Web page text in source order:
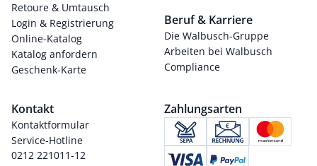
Retoure & Umtausch
Login & Registrierung
Online-Katalog
Katalog anfordern
Geschenk-Karte
Beruf & Karriere
Die Walbusch-Gruppe
Arbeiten bei Walbusch
Compliance
Kontakt
Kontaktformular
Service-Hotline
0212 221011-12
Zahlungsarten